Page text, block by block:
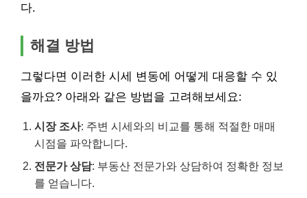
다.
해결 방법
그렇다면 이러한 시세 변동에 어떻게 대응할 수 있
을까요? 아래와 같은 방법을 고려해보세요:
시장 조사: 주변 시세와의 비교를 통해 적절한 매매
시점을 파악합니다.
전문가 상담: 부동산 전문가와 상담하여 정확한 정보
를 얻습니다.